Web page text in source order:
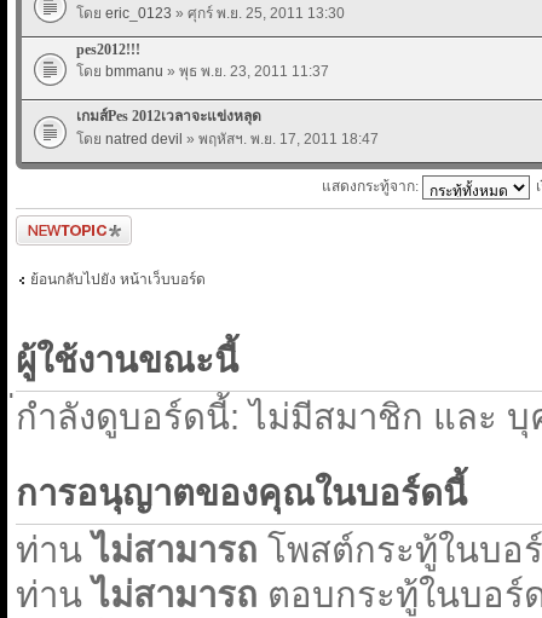
โดย eric_0123 » ศุกร์ พ.ย. 25, 2011 13:30
pes2012!!!
โดย bmmanu » พุธ พ.ย. 23, 2011 11:37
เกมส์Pes 2012เวลาจะแข่งหลุด
โดย natred devil » พฤหัสฯ. พ.ย. 17, 2011 18:47
แสดงกระทู้จาก:
ตั้งกระทู้ใหม่
ย้อนกลับไปยัง หน้าเว็บบอร์ด
ผู้ใช้งานขณะนี้
กำลังดูบอร์ดนี้: ไม่มีสมาชิก และ
การอนุญาตของคุณในบอร์ดนี้
ท่านไม่สามารถ โพสต์กระทู้ในบอ
ท่านไม่สามารถ ตอบกระทู้ในบอร์